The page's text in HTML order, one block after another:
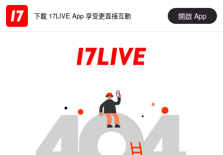
下載 17LIVE App 享受更直接互動 開啟 App